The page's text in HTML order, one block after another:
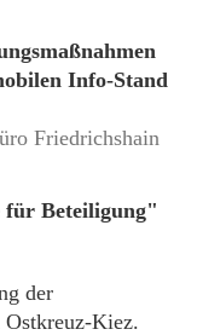
Info-Stand
Friedrichshain
für Beteiligung"
der
Ostkreuz-Kiez.